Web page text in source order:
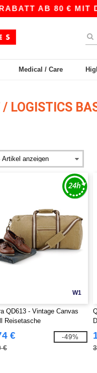
AB 80 € MIT
Medical / Care
LOGISTICS
W1
QD613 - Vintage Canvas
Reisetasche
€
€
-49%